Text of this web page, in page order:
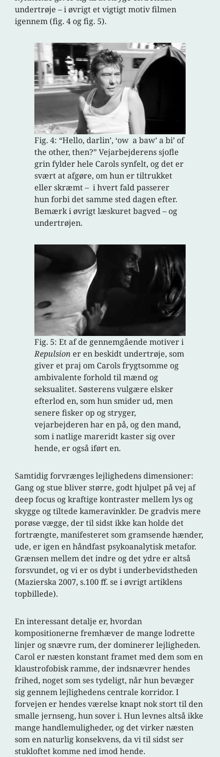
undertrøje – i øvrigt et vigtigt motiv filmen
igennem (fig. 4 og fig. 5).
Fig. 4: “Hello, darlin’, ‘ow a baw’ a bi’ of
the other, then?” Vejarbejderens sjofle
grin fylder hele Carols synfelt, og det er
svært at afgøre, om hun er tiltrukket
eller skræmt – i hvert fald passerer
hun forbi det samme sted dagen efter.
Bemærk i øvrigt læskuret bagved – og
undertrøjen.
Fig. 5: Et af de gennemgående motiver i
Repulsion er en beskidt undertrøje, som
giver et praj om Carols frygtsomme og
ambivalente forhold til mænd og
seksualitet. Søsterens vulgære elsker
efterlod en, som hun smider ud, men
senere fisker op og stryger,
vejarbejderen har en på, og den mand,
som i natlige mareridt kaster sig over
hende, er også iført en.
Samtidig forvrænges lejlighedens dimensioner:
Gang og stue bliver større, godt hjulpet på vej af
deep focus og kraftige kontraster mellem lys og
skygge og tiltede kameravinkler. De gradvis mere
porøse vægge, der til sidst ikke kan holde det
fortrængte, manifesteret som gramsende hænder,
ude, er igen en håndfast psykoanalytisk metafor.
Grænsen mellem det indre og det ydre er altså
forsvundet, og vi er os dybt i underbevidstheden
(Mazierska 2007, s.100 ff. se i øvrigt artiklens
topbillede).
En interessant detalje er, hvordan
kompositionerne fremhæver de mange lodrette
linjer og snævre rum, der dominerer lejligheden.
Carol er næsten konstant framet med dem som en
klaustrofobisk ramme, der indsnævrer hendes
frihed, noget som ses tydeligt, når hun bevæger
sig gennem lejlighedens centrale korridor. I
forvejen er hendes værelse knapt nok stort til den
smalle jernseng, hun sover i. Hun levnes altså ikke
mange handlemuligheder, og det virker næsten
som en naturlig konsekvens, da vi til sidst ser
stukloftet komme ned imod hende.